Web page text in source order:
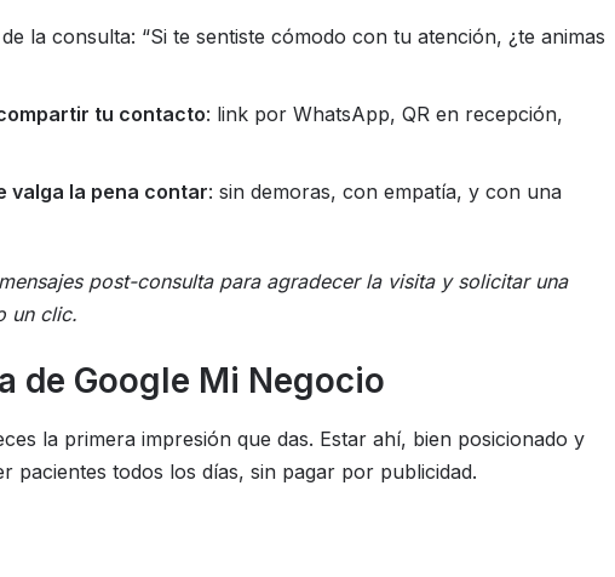
la consulta: “Si te sentiste cómodo con tu atención, ¿te animas
tu contacto: link por WhatsApp, QR en recepción,
valga la pena contar: sin demoras, con empatía, y con una
post-consulta para agradecer la visita y solicitar una
un clic.
de Google Mi Negocio
la primera impresión que das. Estar ahí, bien posicionado y
pacientes todos los días, sin pagar por publicidad.